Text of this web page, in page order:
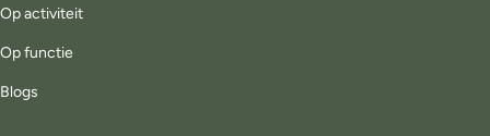
Op activiteit
Op functie
Blogs